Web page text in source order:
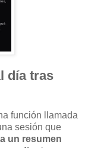
día tras
función llamada
sesión que
un resumen